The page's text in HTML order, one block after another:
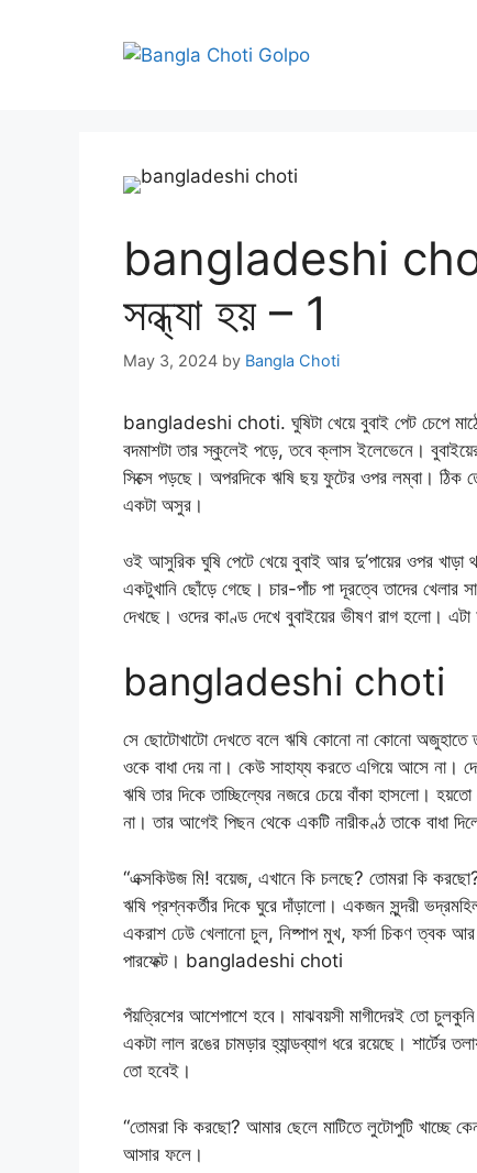
bangladeshi choti
সন্ধ্যা হয় – 1
May 3, 2024 by Bangla Choti
bangladeshi choti. ঘুষিটা খেয়ে বুবাই পেট চেপে
বদমাশটা তার স্কুলেই পড়ে, তবে ক্লাস ইলেভেনে।
সিক্সে পড়ছে। অপরদিকে ঋষি ছয় ফুটের ওপর লম্বা। ঠিক
একটা অসুর।
ওই আসুরিক ঘুষি পেটে খেয়ে বুবাই আর দু’পায়ের ওপর খাড়া
একটুখানি ছোঁড়ে গেছে। চার-পাঁচ পা দূরত্বে তাদের খেলার
দেখছে। ওদের কাণ্ড দেখে বুবাইয়ের ভীষণ রাগ হলো।
bangladeshi choti
সে ছোটোখাটো দেখতে বলে ঋষি কোনো না কোনো অজুহাতে
ওকে বাধা দেয় না। কেউ সাহায্য করতে এগিয়ে আসে না।
ঋষি তার দিকে তাচ্ছিল্যের নজরে চেয়ে বাঁকা হাসলো।
না। তার আগেই পিছন থেকে একটি নারীকণ্ঠ তাকে বাধা
“এক্সকিউজ মি! বয়েজ, এখানে কি চলছে? তোমরা কি
ঋষি প্রশ্নকর্তীর দিকে ঘুরে দাঁড়ালো। একজন সুন্দরী
একরাশ ঢেউ খেলানো চুল, নিষ্পাপ মুখ, ফর্সা চিকণ ত্বক
পারফেক্ট। bangladeshi choti
পঁয়ত্রিশের আশেপাশে হবে। মাঝবয়সী মাগীদেরই তো
একটা লাল রঙের চামড়ার হ্যান্ডব্যাগ ধরে রয়েছে। শার্টের
তো হবেই।
“তোমরা কি করছো? আমার ছেলে মাটিতে লুটোপুটি খাচ্ছে
আসার ফলে।